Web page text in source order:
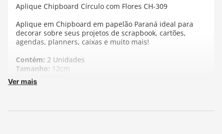
Aplique Chipboard Círculo com Flores CH-309
Aplique em Chipboard em papelão Paraná ideal para
decorar sobre seus projetos de scrapbook, cartões,
agendas, planners, caixas e muito mais!
Contém: 2 Unidades
Tamanho: 12cm
Espessura:
Ver mais